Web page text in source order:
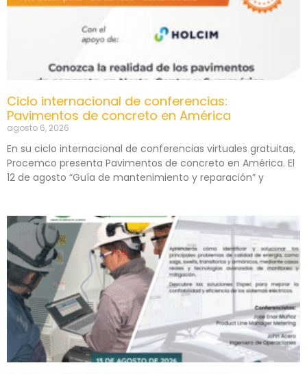
Ciclo internacional de conferencias:
Pavimentos de concreto en América
agosto 6, 2026
En su ciclo internacional de conferencias virtuales gratuitas,
Procemco presenta Pavimentos de concreto en América. El
12 de agosto “Guía de mantenimiento y reparación” y